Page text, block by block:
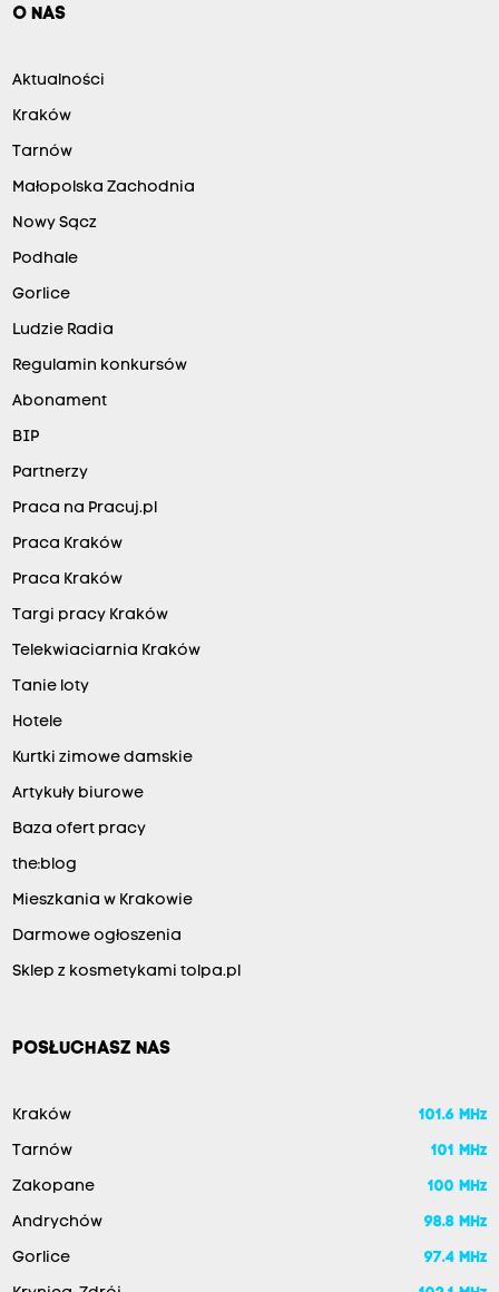
O NAS
Aktualności
Kraków
Tarnów
Małopolska Zachodnia
Nowy Sącz
Podhale
Gorlice
Ludzie Radia
Regulamin konkursów
Abonament
BIP
Partnerzy
Praca na Pracuj.pl
Praca Kraków
Praca Kraków
Targi pracy Kraków
Telekwiaciarnia Kraków
Tanie loty
Hotele
Kurtki zimowe damskie
Artykuły biurowe
Baza ofert pracy
the:blog
Mieszkania w Krakowie
Darmowe ogłoszenia
Sklep z kosmetykami tolpa.pl
POSŁUCHASZ NAS
Kraków 101.6 MHz
Tarnów 101 MHz
Zakopane 100 MHz
Andrychów 98.8 MHz
Gorlice 97.4 MHz